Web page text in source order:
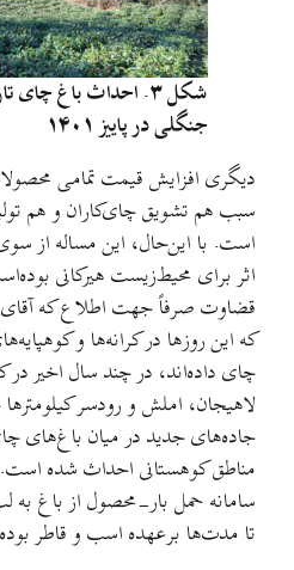
شکل ۳. احداث باغ
جنگلی در پاییز ۱۴۰۱
دیگری افزایش قیمت تمامی
سبب هم تشویق چای‌کاران و هم
‌است. با‌ این‌حال، این مساله از
اثر برای محیط‌زیست هیرکانی
قضاوت صرفاً جهت اطلاع که آقای
که این روزها در کرانه‌ها و
چای داده‌اند، در چند سال اخیر در
لاهیجان، املش و رودسر
جاده‌های جدید در میان باغ‌های
مناطق کوهستانی احداث شده‌ است.
سامانه حمل بار-محصول از باغ به
تا مدت‌ها برعهده اسب و قاطر